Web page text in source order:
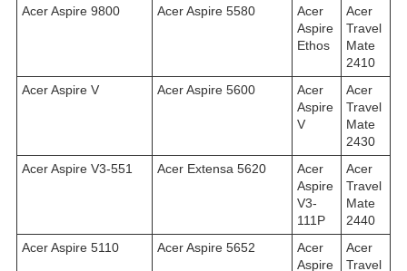
Acer Aspire 9800
Acer Aspire 5580
Acer
Aspire
Ethos
Acer
Travel
Mate
2410
Acer Aspire V
Acer Aspire 5600
Acer
Aspire
V
Acer
Travel
Mate
2430
Acer Aspire V3-551
Acer Extensa 5620
Acer
Aspire
V3-
111P
Acer
Travel
Mate
2440
Acer Aspire 5110
Acer Aspire 5652
Acer
Aspire
Acer
Travel